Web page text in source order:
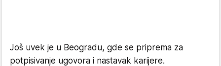
Još uvek je u Beogradu, gde se priprema za
potpisivanje ugovora i nastavak karijere.